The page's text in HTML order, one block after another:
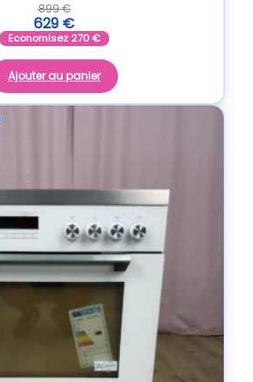
899€
629 €
Economisez 270€
Ajouter au panier